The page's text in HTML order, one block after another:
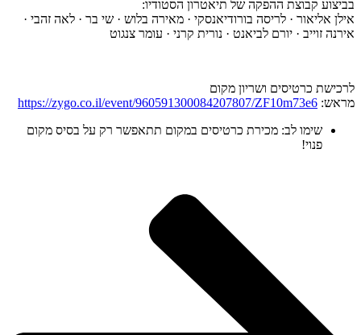
בביצוע קבוצת ההפקה של תיאטרון הסטודיו:
אילן אליאור · לריסה בורודיאנסקי · מאירה בלוש · שי בר · לאה זהבי ·
אירנה זוייב · יורם לביאנט · נורית קרני · עומר צנגוט
לרכישת כרטיסים ושריון מקום
מראש: https://zygo.co.il/event/960591300084207807/ZF10m73e6
שימו לב: מכירת כרטיסים במקום תתאפשר רק על בסיס מקום
פנוי!